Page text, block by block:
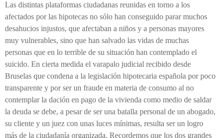
Las distintas plataformas ciudadanas reunidas en torno a los
afectados por las hipotecas no sólo han conseguido parar muchos
desahucios injustos, que afectaban a niños y a personas mayores
muy vulnerables, sino que han salvado las vidas de muchas
personas que en lo terrible de su situación han contemplado el
suicido. En cierta medida el varapalo judicial recibido desde
Bruselas que condena a la legislación hipotecaria española por poco
transparente y por ser un fraude en materia de consumo al no
contemplar la dación en pago de la vivienda como medio de saldar
la deuda se debe, a pesar de ser una batalla personal de un abogado,
su cliente y un juez con unas luces mínimas, resulta ser un logro
más de la ciudadanía organizada. Recordemos que los dos grandes